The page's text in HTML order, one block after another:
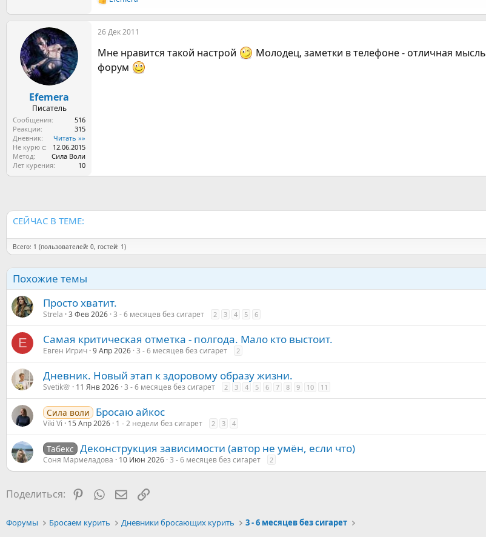
Р
е
а
к
и
и
:
Efemera
Писатель
Сообщения
516
Реакции
315
Дневник
Читать »»
Не курю с
12.06.2015
Метод
Сила Воли
Лет курения
10
26 Дек 2011
Мне нравится такой настрой Молодец, заметки в телефоне - отличная мысль
форум
СЕЙЧАС В ТЕМЕ:
Всего: 1 (пользователей: 0, гостей: 1)
Похожие темы
Просто хватит.
Strela 3 Фев 2026 3 - 6 месяцев без сигарет 2 3 4 5 6
Е Самая критическая отметка - полгода. Мало кто выстоит.
Евген Игрич 9 Апр 2026 3 - 6 месяцев без сигарет 2
Дневник. Новый этап к здоровому образу жизни.
Svetik🌸 11 Янв 2026 3 - 6 месяцев без сигарет 2 3 4 5 6 7 8 9 10 11
Сила воли Бросаю айкос
Viki Vi 15 Апр 2026 1 - 2 недели без сигарет 2 3 4
Табекс Деконструкция зависимости (автор не умён, если что)
Соня Мармеладова 10 Июн 2026 3 - 6 месяцев без сигарет 2
Поделиться: PinterestWhatsApp
Электронная почта
Ссылка
Форумы Бросаем курить Дневники бросающих курить 3 - 6 месяцев без сигарет